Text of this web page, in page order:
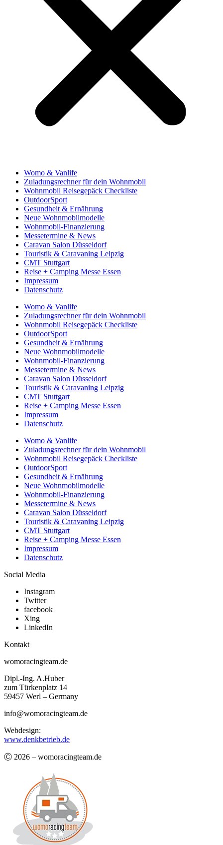
Womo & Vanlife
Zuladungsrechner für dein Wohnmobil
Wohnmobil Reisegepäck Checkliste
OutdoorSport
Gesundheit & Ernährung
Neue Wohnmobilmodelle
Wohnmobil-Finanzierung
Messetermine & News
Caravan Salon Düsseldorf
Touristik & Caravaning Leipzig
CMT Stuttgart
Reise + Camping Messe Essen
Impressum
Datenschutz
Womo & Vanlife
Zuladungsrechner für dein Wohnmobil
Wohnmobil Reisegepäck Checkliste
OutdoorSport
Gesundheit & Ernährung
Neue Wohnmobilmodelle
Wohnmobil-Finanzierung
Messetermine & News
Caravan Salon Düsseldorf
Touristik & Caravaning Leipzig
CMT Stuttgart
Reise + Camping Messe Essen
Impressum
Datenschutz
Womo & Vanlife
Zuladungsrechner für dein Wohnmobil
Wohnmobil Reisegepäck Checkliste
OutdoorSport
Gesundheit & Ernährung
Neue Wohnmobilmodelle
Wohnmobil-Finanzierung
Messetermine & News
Caravan Salon Düsseldorf
Touristik & Caravaning Leipzig
CMT Stuttgart
Reise + Camping Messe Essen
Impressum
Datenschutz
Social Media
Instagram
Twitter
facebook
Xing
LinkedIn
Kontakt
womoracingteam.de
Dipl.-Ing. A.Huber
zum Türkenplatz 14
59457 Werl – Germany
info@womoracingteam.de
Webdesign:
www.denkbetrieb.de
Ⓒ 2026 – womoracingteam.de